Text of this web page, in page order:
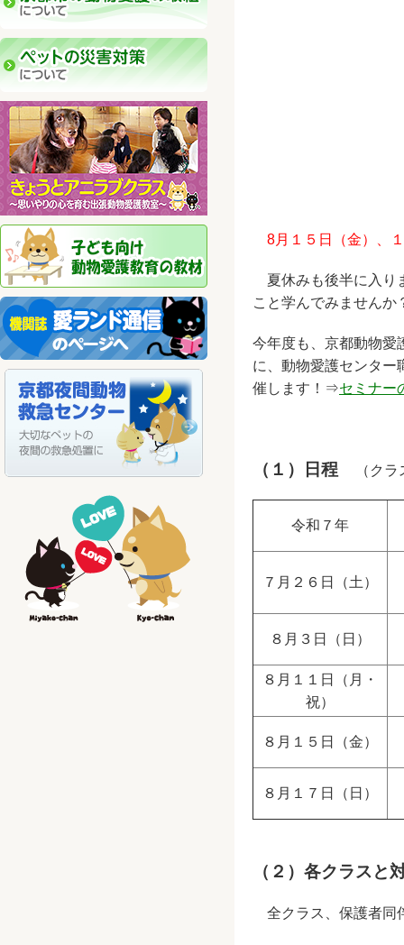
8月１５日（金）、
夏休みも後半に入り
こと学んでみませんか
今年度も、京都動物愛
に、動物愛護センター
催します！⇒セミナー
（１）日程 （ク
令和７年
７月２６日（土）
８月３日（日）
８月１１日（月・
祝）
８月１５日（金）
８月１７日（日）
（２）各クラスと
全クラス、保護者同